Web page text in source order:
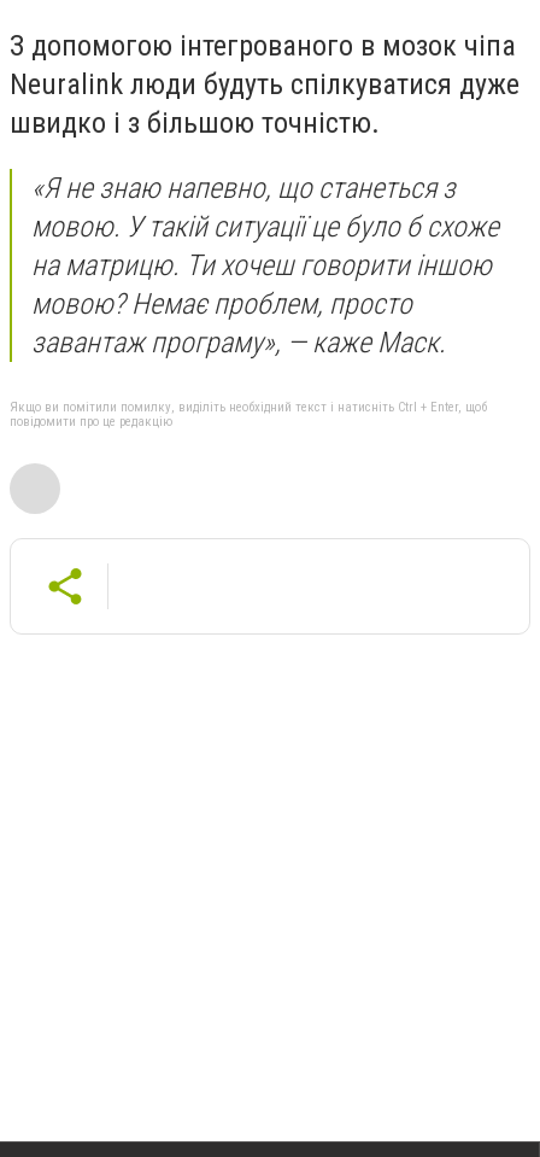
З допомогою інтегрованого в мозок чіпа
Neuralink люди будуть спілкуватися дуже
швидко і з більшою точністю.
«Я не знаю напевно, що станеться з
мовою. У такій ситуації це було б схоже
на матрицю. Ти хочеш говорити іншою
мовою? Немає проблем, просто
завантаж програму», — каже Маск.
Якщо ви помітили помилку, виділіть необхідний текст і натисніть Ctrl + Enter, щоб
повідомити про це редакцію